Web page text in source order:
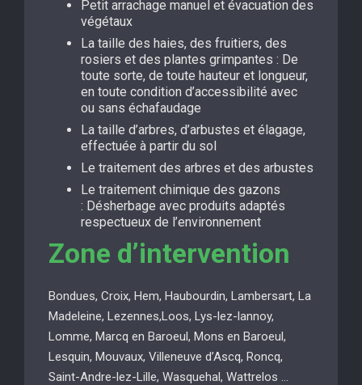
Petit arrachage manuel et évacuation des
végétaux
La taille des haies, des fruitiers, des
rosiers et des plantes grimpantes : De
toute sorte, de toute hauteur et longueur,
en toute condition d’accessibilité avec
ou sans échafaudage
La taille d’arbres, d’arbustes et élagage,
effectuée à partir du sol
Le traitement des arbres et des arbustes
Le traitement chimique des gazons
: Désherbage avec produits adaptés
respectueux de l’environnement
Zone d’intervention
Bondues, Croix, Hem, Haubourdin, Lambersart, La
Madeleine, Lezennes,Loos, Lys-lez-lannoy,
Lomme, Marcq en Baroeul, Mons en Baroeul,
Lesquin, Mouvaux, Villeneuve d’Ascq, Roncq,
Saint-Andre-lez-Lille, Wasquehal, Wattrelos …